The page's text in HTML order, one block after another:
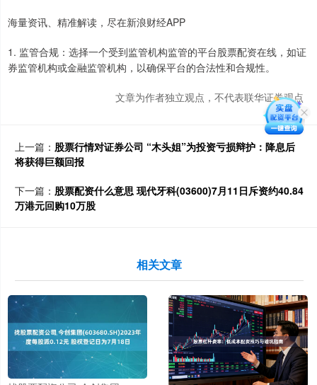
海量资讯、精准解读，尽在新浪财经APP
1. 监管合规：选择一个受到监管机构监管的平台股票配资在线，如证
券监管机构或金融监管机构，以确保平台的合法性和合规性。
文章为作者独立观点，不代表联华证券观点
上一篇： 股票行情对证券公司 “木头姐”为投资亏损辩护：降息后
将获得巨额回报
下一篇： 股票配资什么意思 现代牙科(03600)7月11日斥资约40.84
万港元回购10万股
相关文章